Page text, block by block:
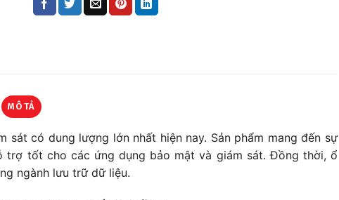
MÔ TẢ
sát có dung lượng lớn nhất hiện nay. Sản phẩm mang đến sự
trợ tốt cho các ứng dụng bảo mật và giám sát. Đồng thời, ổ
ngành lưu trữ dữ liệu.